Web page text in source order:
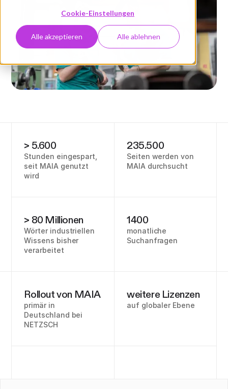
Cookie-Einstellungen
Alle akzeptieren Alle ablehnen
> 5.600
Stunden eingespart,
seit MAIA genutzt
wird
235.500
Seiten werden von
MAIA durchsucht
> 80 Millionen
Wörter industriellen
Wissens bisher
verarbeitet
1400
monatliche
Suchanfragen
Rollout von MAIA
primär in
Deutschland bei
NETZSCH
weitere Lizenzen
auf globaler Ebene